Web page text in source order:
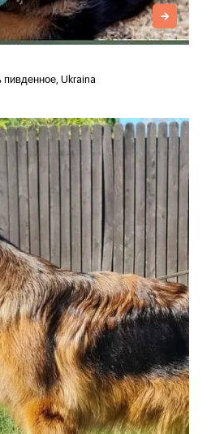
пивденное, Ukraina